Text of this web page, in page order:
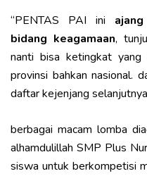
“PENTAS PAI ini
bidang keagamaan,
nanti bisa ketingkat
provinsi bahkan nasional.
daftar kejenjang
berbagai macam lomba
alhamdulillah SMP Plus
siswa untuk berkompetisi